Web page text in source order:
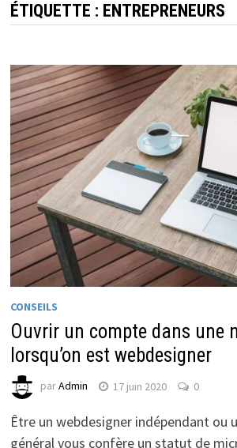
ÉTIQUETTE : ENTREPRENEURS
CONSEILS
Ouvrir un compte dans une
lorsqu’on est webdesigner
parAdmin 17 juin 2020 0
Être un webdesigner indépendant ou
général vous confère un statut de